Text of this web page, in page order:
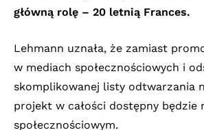
główną rolę – 20 letnią Frances.
Lehmann uznała, że zamiast
w mediach społecznościowych i
skomplikowanej listy odtwarzania
projekt w całości dostępny będzie
społecznościowym.